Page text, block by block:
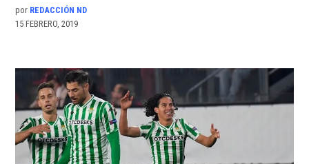
por REDACCIÓN ND
15 FEBRERO, 2019